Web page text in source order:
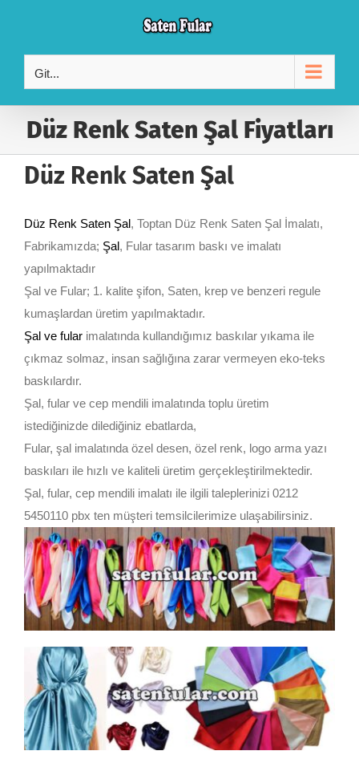
content
Git...
Düz Renk Saten Şal Fiyatları
Düz Renk Saten Şal
Düz Renk Saten Şal, Toptan Düz Renk Saten Şal İmalatı,
Fabrikamızda; Şal, Fular tasarım baskı ve imalatı
yapılmaktadır
Şal ve Fular; 1. kalite şifon, Saten, krep ve benzeri regule
kumaşlardan üretim yapılmaktadır.
Şal ve fular imalatında kullandığımız baskılar yıkama ile
çıkmaz solmaz, insan sağlığına zarar vermeyen eko-teks
baskılardır.
Şal, fular ve cep mendili imalatında toplu üretim
istediğinizde dilediğiniz ebatlarda,
Fular, şal imalatında özel desen, özel renk, logo arma yazı
baskıları ile hızlı ve kaliteli üretim gerçekleştirilmektedir.
Şal, fular, cep mendili imalatı ile ilgili taleplerinizi 0212
5450110 pbx ten müşteri temsilcilerimize ulaşabilirsiniz.